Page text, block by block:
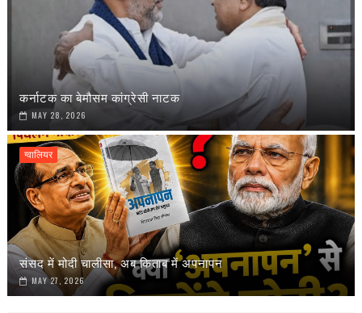
कर्नाटक का बेमौसम कांग्रेसी नाटक
MAY 28, 2026
ग्वालियर
संसद में मोदी चालीसा, अब किताब में अपनापन
MAY 27, 2026